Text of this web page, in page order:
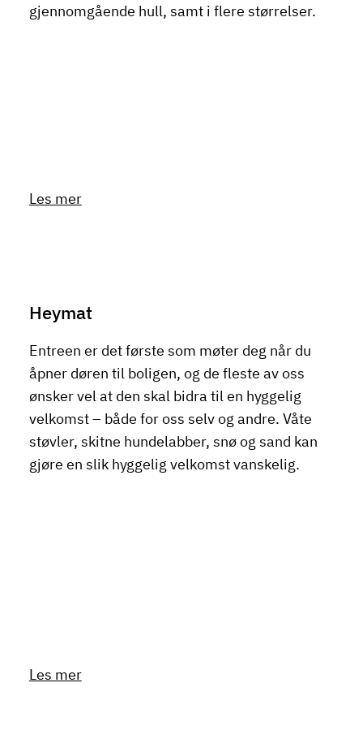
gjennomgående hull, samt i flere størrelser.
Les mer
Heymat
Entreen er det første som møter deg når du
åpner døren til boligen, og de fleste av oss
ønsker vel at den skal bidra til en hyggelig
velkomst – både for oss selv og andre. Våte
støvler, skitne hundelabber, snø og sand kan
gjøre en slik hyggelig velkomst vanskelig.
Les mer